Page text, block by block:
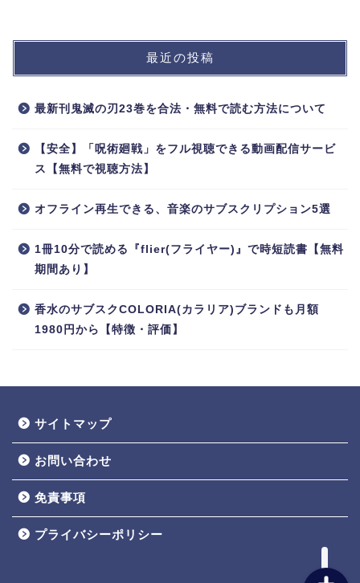
最近の投稿
最新刊鬼滅の刃23巻を合法・無料で読む方法について
【安全】「呪術廻戦」をフル視聴できる動画配信サービ
ス【無料で視聴方法】
オフライン再生できる、音楽のサブスクリプション5選
1冊10分で読める『flier(フライヤー)』で時短読書【無料
期間あり】
香水のサブスクCOLORIA(カラリア)ブランドも月額
1980円から【特徴・評価】
サイトマップ
お問い合わせ
免責事項
プライバシーポリシー
ゲーム